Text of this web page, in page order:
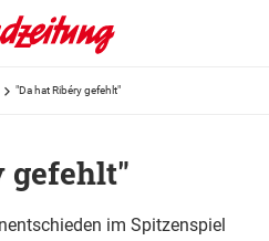
"Da hat Ribéry gefehlt"
gefehlt"
im Spitzenspiel